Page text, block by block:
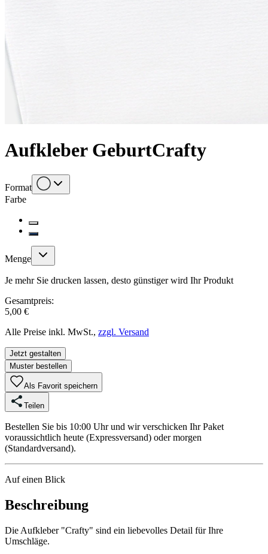
Aufkleber GeburtCrafty
Format
Farbe
Menge
Je mehr Sie drucken lassen, desto günstiger wird Ihr Produkt
Gesamtpreis:
5,00 €
Alle Preise inkl. MwSt., zzgl. Versand
Jetzt gestalten
Muster bestellen
Als Favorit speichern
Teilen
Bestellen Sie bis 10:00 Uhr und wir verschicken Ihr Paket
voraussichtlich heute (Expressversand) oder morgen
(Standardversand).
Auf einen Blick
Beschreibung
Die Aufkleber "Crafty" sind ein liebevolles Detail für Ihre
Umschläge.